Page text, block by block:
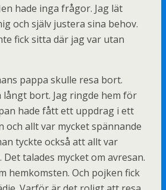
hade inga frågor. Jag lät
och själv justera sina behov.
fick sitta där jag var utan
pappa skulle resa bort.
långt bort. Jag ringde hem för
hade fått ett uppdrag i ett
och allt var mycket spännande
tyckte också att allt var
Det talades mycket om avresan.
hemkomsten. Och pojken fick